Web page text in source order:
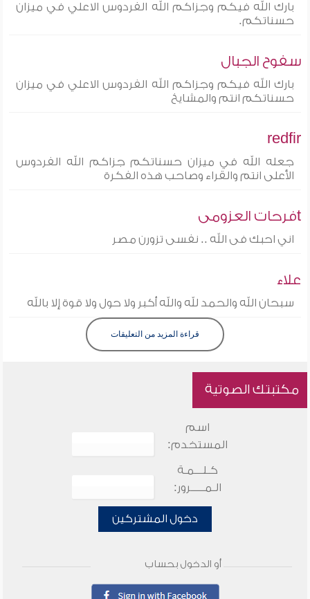
بارك الله فيكم وجزاكم الله الفردوس الاعلي في ميزان
حسناتكم.
سفوح الجبال
بارك الله فيكم وجزاكم الله الفردوس الاعلي في ميزان
حسناتكم انتم والمشايخ
redfir
جعله الله في ميزان حسناتكم جزاكم الله الفردوس
الأعلى انتم والقراء وصاحب هذه الفكرة
tفرحات العزومى
اني احبك فى الله .. نفسى تزورن مصر
علاء
سبحان الله والحمد لله والله أكبر ولا حول ولا قوة إلا بالله
قراءة المزيد من التعليقات
مكتبتك الصوتية
اسم
المستخدم:
كـلـــمـة
الـمـــــرور:
دخول المشتركين
أو الدخول بحساب